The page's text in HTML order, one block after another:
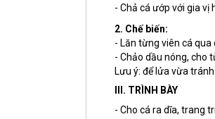
- Chả cá ướp với gia vị
2. Chế biến:
- Lăn từng viên cá qua
- Chảo dầu nóng, cho
Lưu ý: để lửa vừa
III. TRÌNH BÀY
- Cho cá ra dĩa, trang